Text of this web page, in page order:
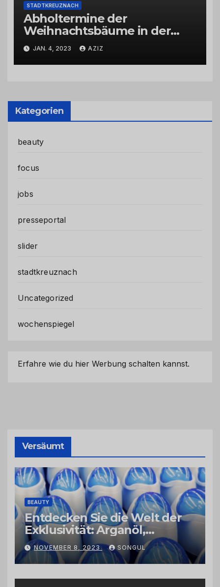
STADTKREUZNACH
Abholtermine der
Weihnachtsbäume in der
Kernstadt und in den
Stadtteilen
JAN. 4, 2023 AZIZ
Kategorien
beauty
focus
jobs
presseportal
slider
stadtkreuznach
Uncategorized
wochenspiegel
Erfahre wie du hier Werbung schalten kannst.
Versäumt
BEAUTY
Entdecken Sie die Welt der
Exklusivität: Arganöl,
Kaktusfeigenkernöl und
Schwarzkümmelöl von
vertrauenswürdigen
Großhändlern und Anbietern
NOVEMBER 8, 2023 SONGUL